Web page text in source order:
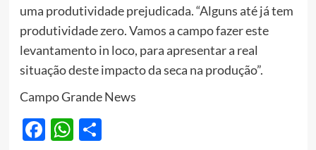
uma produtividade prejudicada. “Alguns até já tem
produtividade zero. Vamos a campo fazer este
levantamento in loco, para apresentar a real
situação deste impacto da seca na produção”.
Campo Grande News
Facebook
WhatsApp
Share